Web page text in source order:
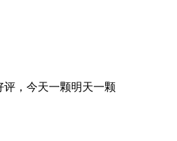
，今天一颗明天一颗